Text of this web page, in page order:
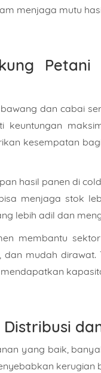
menjaga mutu
dan cabai
keuntungan
kesempatan
hasil panen di
menjaga stok
lebih adil dan
membantu
dan mudah
Distribusi
yang baik,